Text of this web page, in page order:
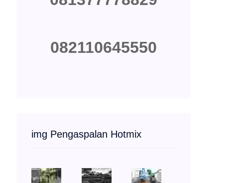
082110645550
img Pengaspalan Hotmix